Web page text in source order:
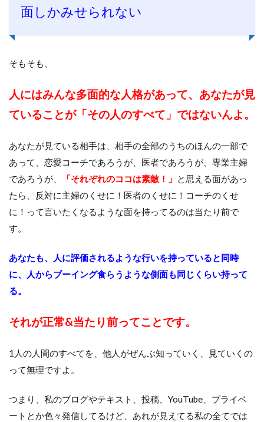
面しかみせられない
そもそも、
人にはみんな多面的な人格があって、あなたが見
ていることが「その人のすべて」ではないんよ。
あなたが見ている相手は、相手の全部のうちのほんの一部で
あって、恋愛コーチであろうが、医者であろうが、専業主婦
であろうが、
「それぞれのココは素敵！」 と思える面があっ
たら、反対に主婦のくせに！医者のくせに！コーチのくせ
に！って言いたくなるような面を持ってるのは当たり前で
す。
あなたも、人に評価されるような行いを持っていると同時
に、人からブーイング食らうような側面も同じくらい持って
る。
それが正常&当たり前ってことです。
1人の人間のすべてを、他人がぜんぶ知っていく、見ていくの
って無理ですよ。
つまり、私のブログやテキスト、投稿、YouTube、プライベ
ートとか色々発信してるけど、あれが見えてる私の全てでは